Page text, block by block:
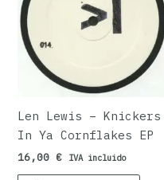
Len Lewis – Knickers
In Ya Cornflakes EP
16,00 € IVA incluido